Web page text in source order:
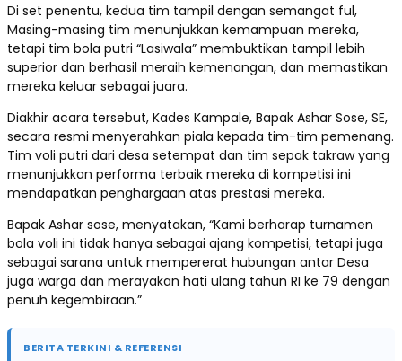
Di set penentu, kedua tim tampil dengan semangat ful,
Masing-masing tim menunjukkan kemampuan mereka,
tetapi tim bola putri “Lasiwala” membuktikan tampil lebih
superior dan berhasil meraih kemenangan, dan memastikan
mereka keluar sebagai juara.
Diakhir acara tersebut, Kades Kampale, Bapak Ashar Sose, SE,
secara resmi menyerahkan piala kepada tim-tim pemenang.
Tim voli putri dari desa setempat dan tim sepak takraw yang
menunjukkan performa terbaik mereka di kompetisi ini
mendapatkan penghargaan atas prestasi mereka.
Bapak Ashar sose, menyatakan, “Kami berharap turnamen
bola voli ini tidak hanya sebagai ajang kompetisi, tetapi juga
sebagai sarana untuk mempererat hubungan antar Desa
juga warga dan merayakan hati ulang tahun RI ke 79 dengan
penuh kegembiraan.”
BERITA TERKINI & REFERENSI